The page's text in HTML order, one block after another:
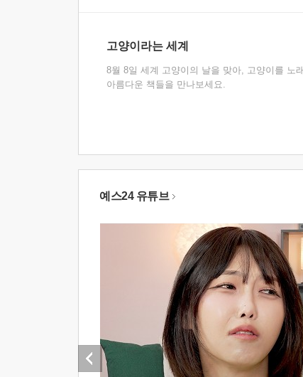
고양이라는 세계
8월 8일 세계 고양이의 날을 맞아, 고양이를 노
아름다운 책들을 만나보세요.
예스24 유튜브